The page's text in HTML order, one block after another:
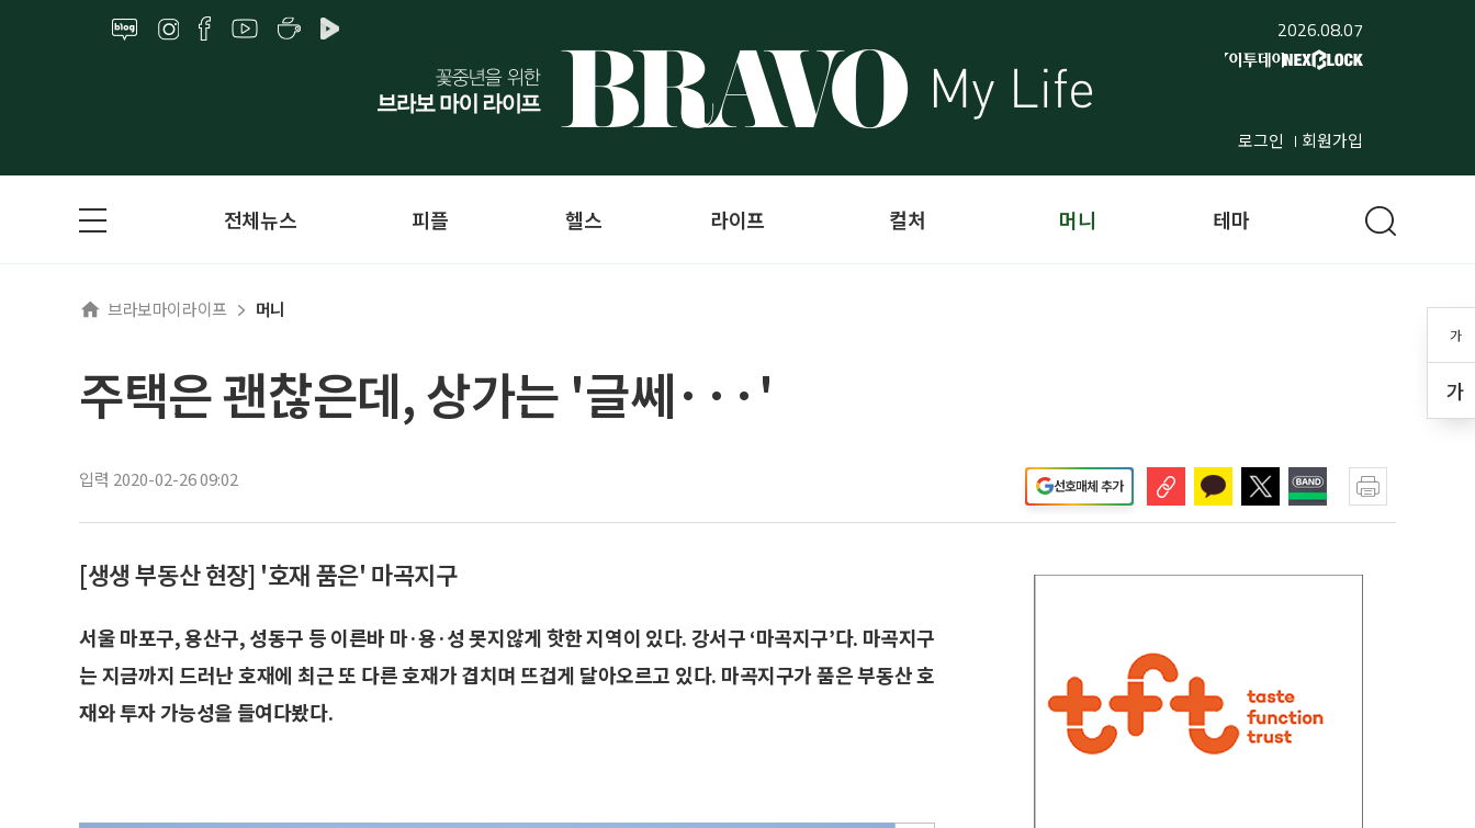
2026.08.07
로그인 회원가입
가
가
전체뉴스 피플 헬스 라이프 컬처 머니 테마
브라보마이라이프 머니
주택은 괜찮은데, 상가는 '글쎄···'
입력 2020-02-26 09:02 선호매체 추가
[생생 부동산 현장] '호재 품은' 마곡지구
서울 마포구, 용산구, 성동구 등 이른바 마·용·성 못지않게 핫한 지역이 있다. 강서구 ‘마곡지구’다. 마곡지구
는 지금까지 드러난 호재에 최근 또 다른 호재가 겹치며 뜨겁게 달아오르고 있다. 마곡지구가 품은 부동산 호
재와 투자 가능성을 들여다봤다.